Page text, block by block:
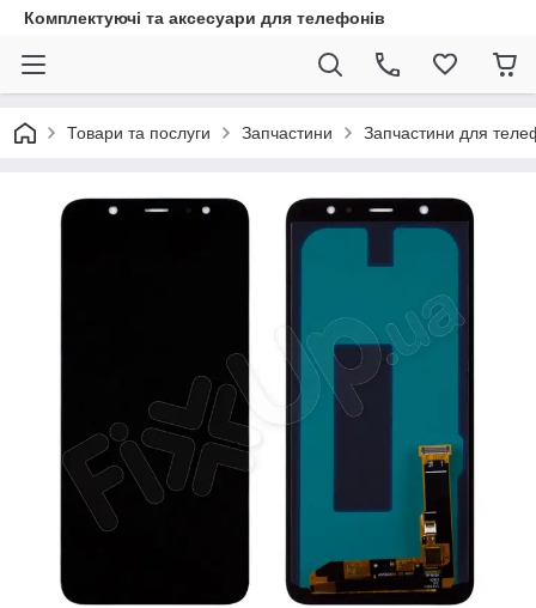
Комплектуючі та аксесуари для телефонів
Товари та послуги Запчастини Запчастини для